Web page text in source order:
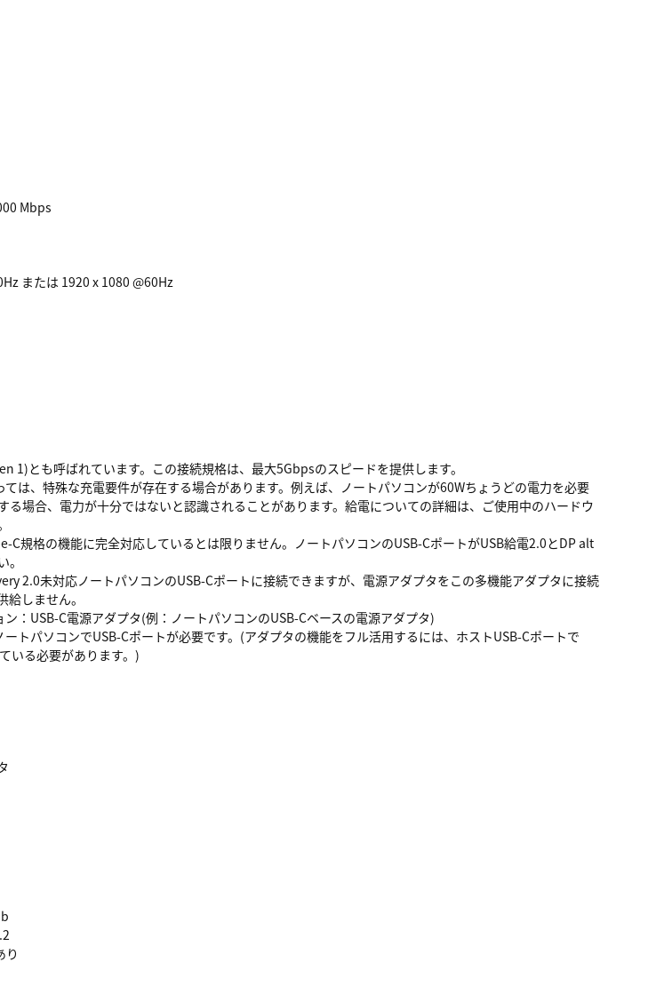
Mbps
または 1920 x 1080 @60Hz
1)とも呼ばれています。この接続規格は、最大5Gbpsのスピードを提供します。
は、特殊な充電要件が存在する場合があります。例えば、ノートパソコンが60Wちょうどの電力を必要
る場合、電力が十分ではないと認識されることがあります。給電についての詳細は、ご使用中のハードウ
C規格の機能に完全対応しているとは限りません。ノートパソコンのUSB-CポートがUSB給電2.0とDP alt
2.0未対応ノートパソコンのUSB-Cポートに接続できますが、電源アダプタをこの多機能アダプタに接続
しません。
：USB-C電源アダプタ(例：ノートパソコンのUSB-Cベースの電源アダプタ)
トパソコンでUSB-Cポートが必要です。(アダプタの機能をフル活用するには、ホストUSB-Cポートで
いる必要があります。)
り